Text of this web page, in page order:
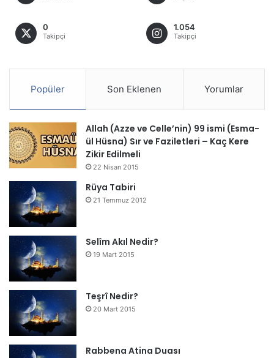
0
Takipçi
1.054
Takipçi
Popüler Son Eklenen Yorumlar
Allah (Azze ve Celle’nin) 99 ismi (Esma-
ül Hüsna) Sır ve Faziletleri – Kaç Kere
Zikir Edilmeli
22 Nisan 2015
Rüya Tabiri
21 Temmuz 2012
Selîm Akıl Nedir?
19 Mart 2015
Teşrî Nedir?
20 Mart 2015
Rabbena Atina Duası